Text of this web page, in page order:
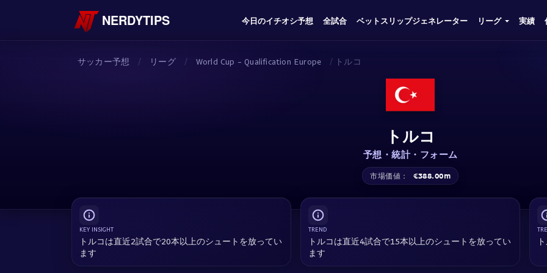
NERDYTIPS 今日のイチオシ予想 全試合 ベットスリップジェネレーター リーグ 実績
サッカー予想 / リーグ / World Cup - Qualification Europe / トルコ
トルコ
予想・統計・フォーム
市場価値： €388.00m
KEY INSIGHT
トルコは直近2試合で20本以上のシュートを放ってい
ます
TREND
トルコは直近4試合で15本以上のシュートを放ってい
ます